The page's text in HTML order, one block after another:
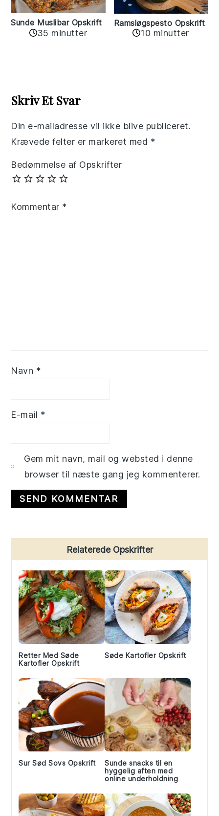
Sunde Muslibar Opskrift
35 minutter
Ramsløgspesto Opskrift
10 minutter
Interactions
Skriv Et Svar
Din e-mailadresse vil ikke blive publiceret.
Krævede felter er markeret med *
Bedømmelse af Opskrifter
Kommentar *
Navn *
E-mail *
Gem mit navn, mail og websted i denne
browser til næste gang jeg kommenterer.
Sidebar
Relaterede Opskrifter
Retter Med Søde
Kartofler Opskrift
Søde Kartofler Opskrift
Sur Sød Sovs Opskrift
Sunde snacks til en
hyggelig aften med
online underholdning